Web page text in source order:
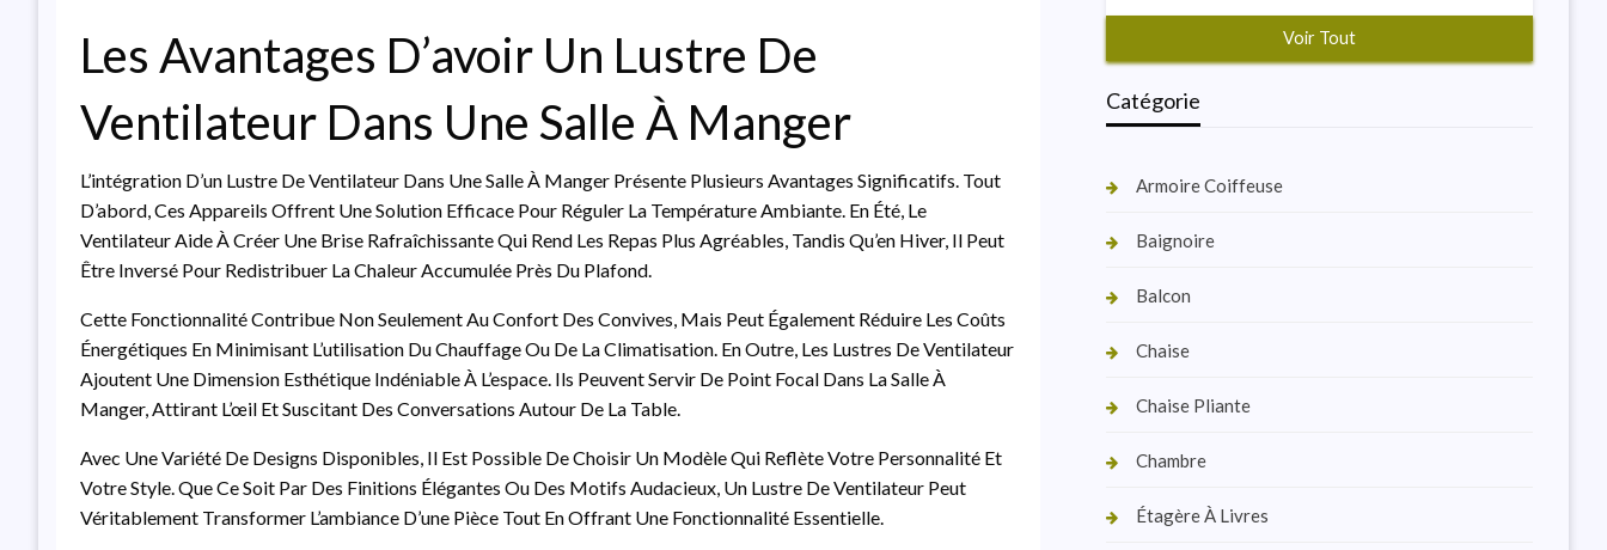
Les Avantages D’avoir Un Lustre De
Ventilateur Dans Une Salle À Manger
L’intégration D’un Lustre De Ventilateur Dans Une Salle À Manger Présente Plusieurs Avantages Significatifs. Tout
D’abord, Ces Appareils Offrent Une Solution Efficace Pour Réguler La Température Ambiante. En Été, Le
Ventilateur Aide À Créer Une Brise Rafraîchissante Qui Rend Les Repas Plus Agréables, Tandis Qu’en Hiver, Il Peut
Être Inversé Pour Redistribuer La Chaleur Accumulée Près Du Plafond.
Cette Fonctionnalité Contribue Non Seulement Au Confort Des Convives, Mais Peut Également Réduire Les Coûts
Énergétiques En Minimisant L’utilisation Du Chauffage Ou De La Climatisation. En Outre, Les Lustres De Ventilateur
Ajoutent Une Dimension Esthétique Indéniable À L’espace. Ils Peuvent Servir De Point Focal Dans La Salle À
Manger, Attirant L’œil Et Suscitant Des Conversations Autour De La Table.
Avec Une Variété De Designs Disponibles, Il Est Possible De Choisir Un Modèle Qui Reflète Votre Personnalité Et
Votre Style. Que Ce Soit Par Des Finitions Élégantes Ou Des Motifs Audacieux, Un Lustre De Ventilateur Peut
Véritablement Transformer L’ambiance D’une Pièce Tout En Offrant Une Fonctionnalité Essentielle.
Voir Tout
Catégorie
Armoire Coiffeuse
Baignoire
Balcon
Chaise
Chaise Pliante
Chambre
Étagère À Livres